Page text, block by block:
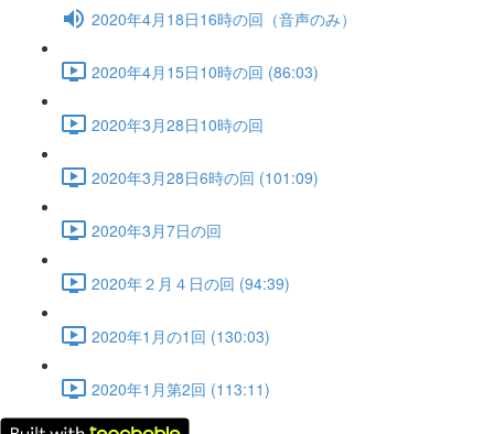
2020年4月18日16時の回（音声のみ）
2020年4月15日10時の回 (86:03)
2020年3月28日10時の回
2020年3月28日6時の回 (101:09)
2020年3月7日の回
2020年２月４日の回 (94:39)
2020年1月の1回 (130:03)
2020年1月第2回 (113:11)